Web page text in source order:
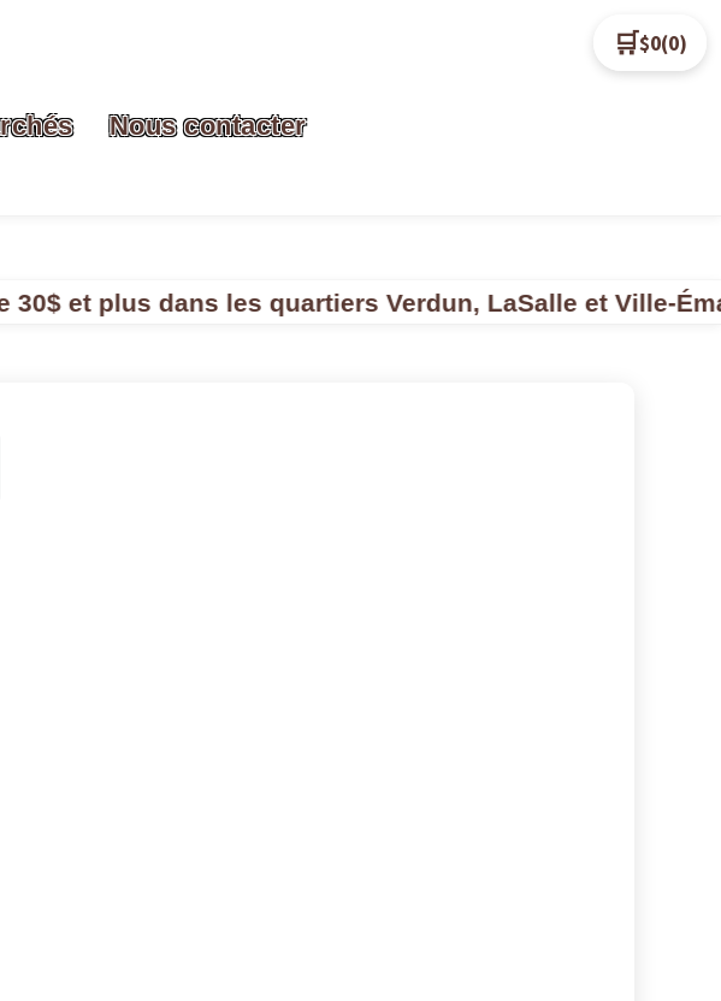
🛒$0(0)
Nous contacter
plus dans les quartiers Verdun, LaSalle et Ville-Émard.